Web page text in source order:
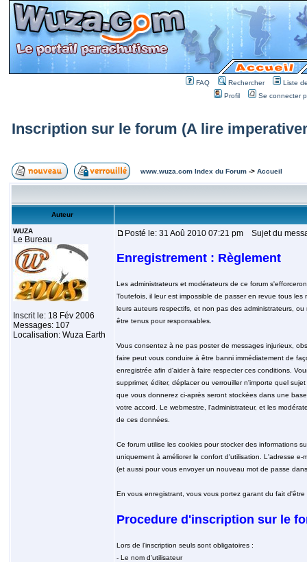
FAQ Rechercher
Liste
Profil
Se connecter
Inscription sur le forum (A lire
www.wuza.com Index du Forum-> Accueil
Auteur
WUZA
Le Bureau
Inscrit le: 18 Fév 2006
Messages: 107
Localisation: Wuza Earth
Posté le: 31 Aoû 2010 07:21 pm Sujet du
Enregistrement : Règlement
Les administrateurs et modérateurs de ce forum
Toutefois, il leur est impossible de passer en revue tous
leurs auteurs respectifs, et non pas des administrateurs,
être tenus pour responsables.
Vous consentez à ne pas poster de messages injurieux,
faire peut vous conduire à être banni immédiatement de
enregistrée afin d'aider à faire respecter ces conditions.
supprimer, éditer, déplacer ou verrouiller n'importe quel
que vous donnerez ci-après seront stockées dans une
votre accord. Le webmestre, l'administrateur, et les
de ces données.
Ce forum utilise les cookies pour stocker des informations
uniquement à améliorer le confort d'utilisation. L'adresse
(et aussi pour vous envoyer un nouveau mot de passe
En vous enregistrant, vous vous portez garant du fait
Procedure d'inscription sur le
Lors de l'inscription seuls sont obligatoires :
- Le nom d'utilisateur